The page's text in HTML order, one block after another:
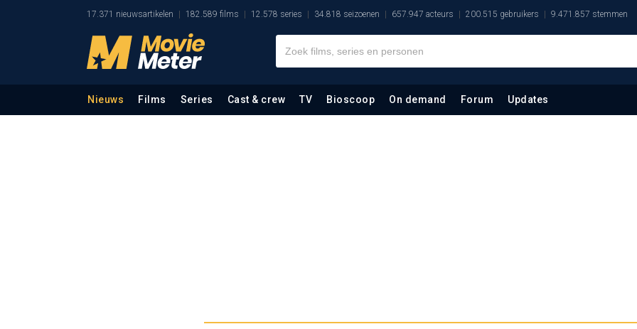
17.371 nieuwsartikelen 182.589 films 12.578 series 34.818 seizoenen 657.947 acteurs 200.515 gebruikers 9.471.857 stemmen
Nieuws Films Series Cast & crew TV Bioscoop On demand Forum Updates